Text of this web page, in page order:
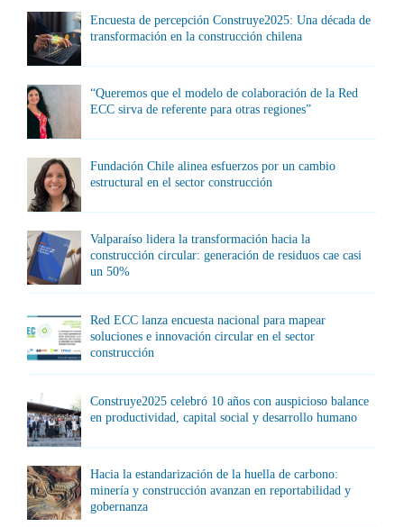
Encuesta de percepción Construye2025: Una década de
transformación en la construcción chilena
“Queremos que el modelo de colaboración de la Red
ECC sirva de referente para otras regiones”
Fundación Chile alinea esfuerzos por un cambio
estructural en el sector construcción
Valparaíso lidera la transformación hacia la
construcción circular: generación de residuos cae casi
un 50%
Red ECC lanza encuesta nacional para mapear
soluciones e innovación circular en el sector
construcción
Construye2025 celebró 10 años con auspicioso balance
en productividad, capital social y desarrollo humano
Hacia la estandarización de la huella de carbono:
minería y construcción avanzan en reportabilidad y
gobernanza